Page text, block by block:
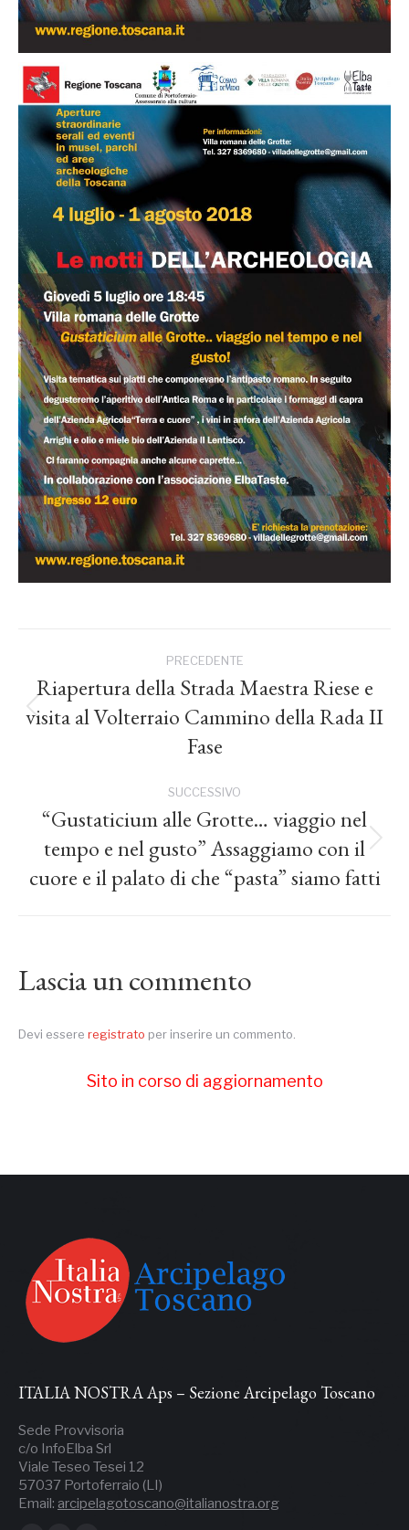
tra
PRECEDENTE
Post
Riapertura della Strada Maestra Riese e
visita al Volterraio Cammino della Rada II
Fase
SUCCESSIVO
Prossimo
post:
“Gustaticium alle Grotte… viaggio nel
tempo e nel gusto” Assaggiamo con il
cuore e il palato di che “pasta” siamo fatti
Lascia un commento
Devi essere registrato per inserire un commento.
Sito in corso di aggiornamento
ITALIA NOSTRA Aps – Sezione Arcipelago Toscano
Sede Provvisoria
c/o InfoElba Srl
Viale Teseo Tesei 12
57037 Portoferraio (LI)
Email: arcipelagotoscano@italianostra.org